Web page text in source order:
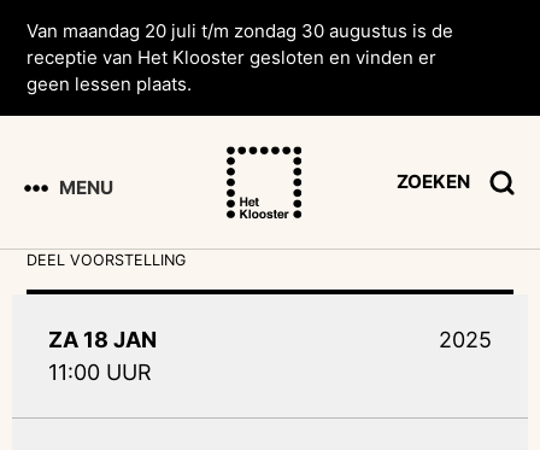
Van maandag 20 juli t/m zondag 30 augustus is de
receptie van Het Klooster gesloten en vinden er
geen lessen plaats.
MENU ZOEKEN
DEEL VOORSTELLING
ZA 18 JAN
11:00 UUR
2025